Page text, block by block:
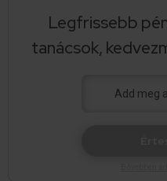
Legfrissebb
tanácsok,